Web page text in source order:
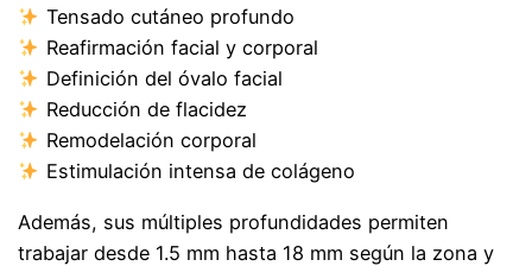
Tensado cutáneo profundo
Reafirmación facial y corporal
Definición del óvalo facial
Reducción de flacidez
Remodelación corporal
Estimulación intensa de colágeno
Además, sus múltiples profundidades permiten
trabajar desde 1.5 mm hasta 18 mm según la zona y